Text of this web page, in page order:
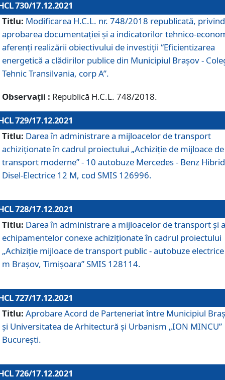
730/17.12.2021
Titlu: Modificarea H.C.L. nr. 748/2018 republicată, privind
aprobarea documentației și a indicatorilor tehnico-
aferenți realizării obiectivului de investiții “Eficientizarea
energetică a clădirilor publice din Municipiul Brașov -
Tehnic Transilvania, corp A”.
Observații : Republică H.C.L. 748/2018.
729/17.12.2021
Titlu: Darea în administrare a mijloacelor de transport
achiziționate în cadrul proiectului „Achiziţie de mijloace de
transport moderne” - 10 autobuze Mercedes - Benz Hibrid
Disel-Electrice 12 M, cod SMIS 126996.
728/17.12.2021
Titlu: Darea în administrare a mijloacelor de transport și a
echipamentelor conexe achiziționate în cadrul proiectului
„Achiziție mijloace de transport public - autobuze
m Brașov, Timișoara” SMIS 128114.
727/17.12.2021
Titlu: Aprobare Acord de Parteneriat între Municipiul
și Universitatea de Arhitectură și Urbanism „ION MINCU”
București.
726/17.12.2021